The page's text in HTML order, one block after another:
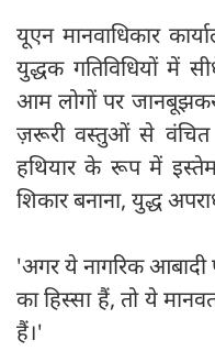
यूएन मानवाधिकार
युद्धक गतिविधियों में
आम लोगों पर
ज़रूरी वस्तुओं से
हथियार के रूप में
शिकार बनाना, युद्ध
'अगर ये नागरिक
का हिस्सा हैं, तो ये
हैं।'